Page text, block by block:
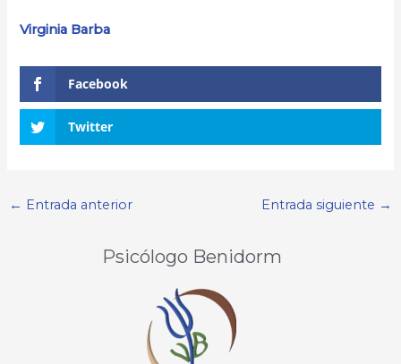
Virginia Barba
Facebook
Twitter
← Entrada anterior Entrada siguiente →
Psicólogo Benidorm